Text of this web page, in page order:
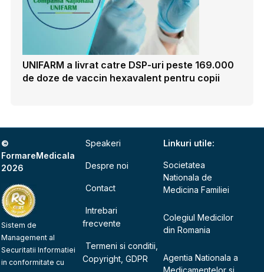
UNIFARM a livrat catre DSP-uri peste 169.000
de doze de vaccin hexavalent pentru copii
©
FormareMedicala
2026
Sistem de
Management al
Securitatii Informatiei
in conformitate cu
Speakeri
Despre noi
Contact
Intrebari
frecvente
Termeni si conditii,
Copyright, GDPR
Linkuri utile:
Societatea
Nationala de
Medicina Familiei
Colegiul Medicilor
din Romania
Agentia Nationala a
Medicamentelor si